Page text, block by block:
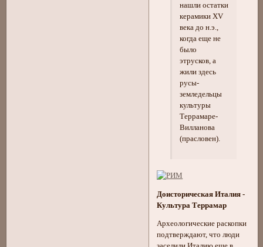
нашли остатки
керамики ХV
века до н.э.,
когда еще не
было
этрусков, а
жили здесь
русы-
земледельцы
культуры
Террамаре-
Вилланова
(прасловен).
Доисторическая Италия -
Культура Террамар
Археологические раскопки
подтверждают, что люди